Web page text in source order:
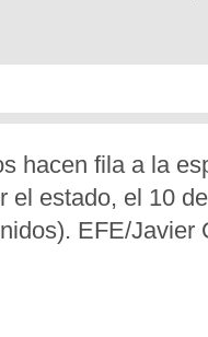
hacen fila a la
el estado, el 10
EFE/Javier